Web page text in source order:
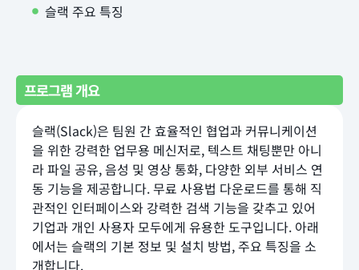
슬랙 주요 특징
프로그램 개요
슬랙(Slack)은 팀원 간 효율적인 협업과 커뮤니케이션
을 위한 강력한 업무용 메신저로, 텍스트 채팅뿐만 아니
라 파일 공유, 음성 및 영상 통화, 다양한 외부 서비스 연
동 기능을 제공합니다. 무료 사용법 다운로드를 통해 직
관적인 인터페이스와 강력한 검색 기능을 갖추고 있어
기업과 개인 사용자 모두에게 유용한 도구입니다. 아래
에서는 슬랙의 기본 정보 및 설치 방법, 주요 특징을 소
개합니다.